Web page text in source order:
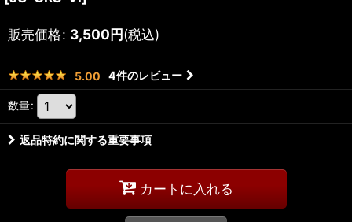
販売価格: 3,500円(税込)
5.00 4件のレビュー
数量:
返品特約に関する重要事項
カートに入れる